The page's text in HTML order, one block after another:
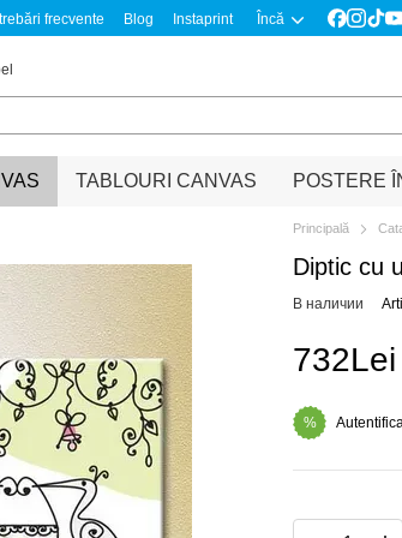
frecvente Blog Instaprint Încă
TABLOURI CANVAS POSTERE
Principală
Diptic cu
В наличии
732Lei
%